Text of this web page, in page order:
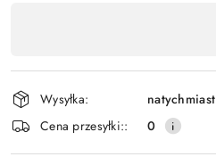
,
płatność
i
dostawa
Wysyłka:
natychmiast
Cena przesyłki::
0